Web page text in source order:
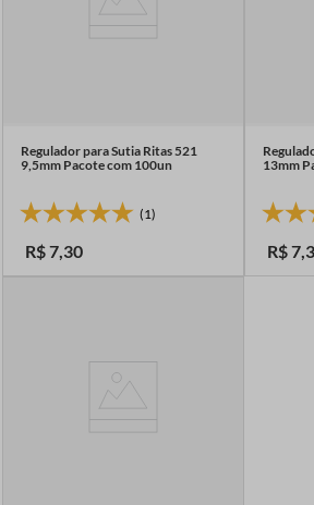
Regulador para Sutia Ritas 521
9,5mm Pacote com 100un
(1)
R$7,30
13mm
R$7,